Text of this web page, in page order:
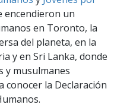
encendieron un
en Toronto, la
del planeta, en la
y en Sri Lanka, donde
y musulmanes
la Declaración